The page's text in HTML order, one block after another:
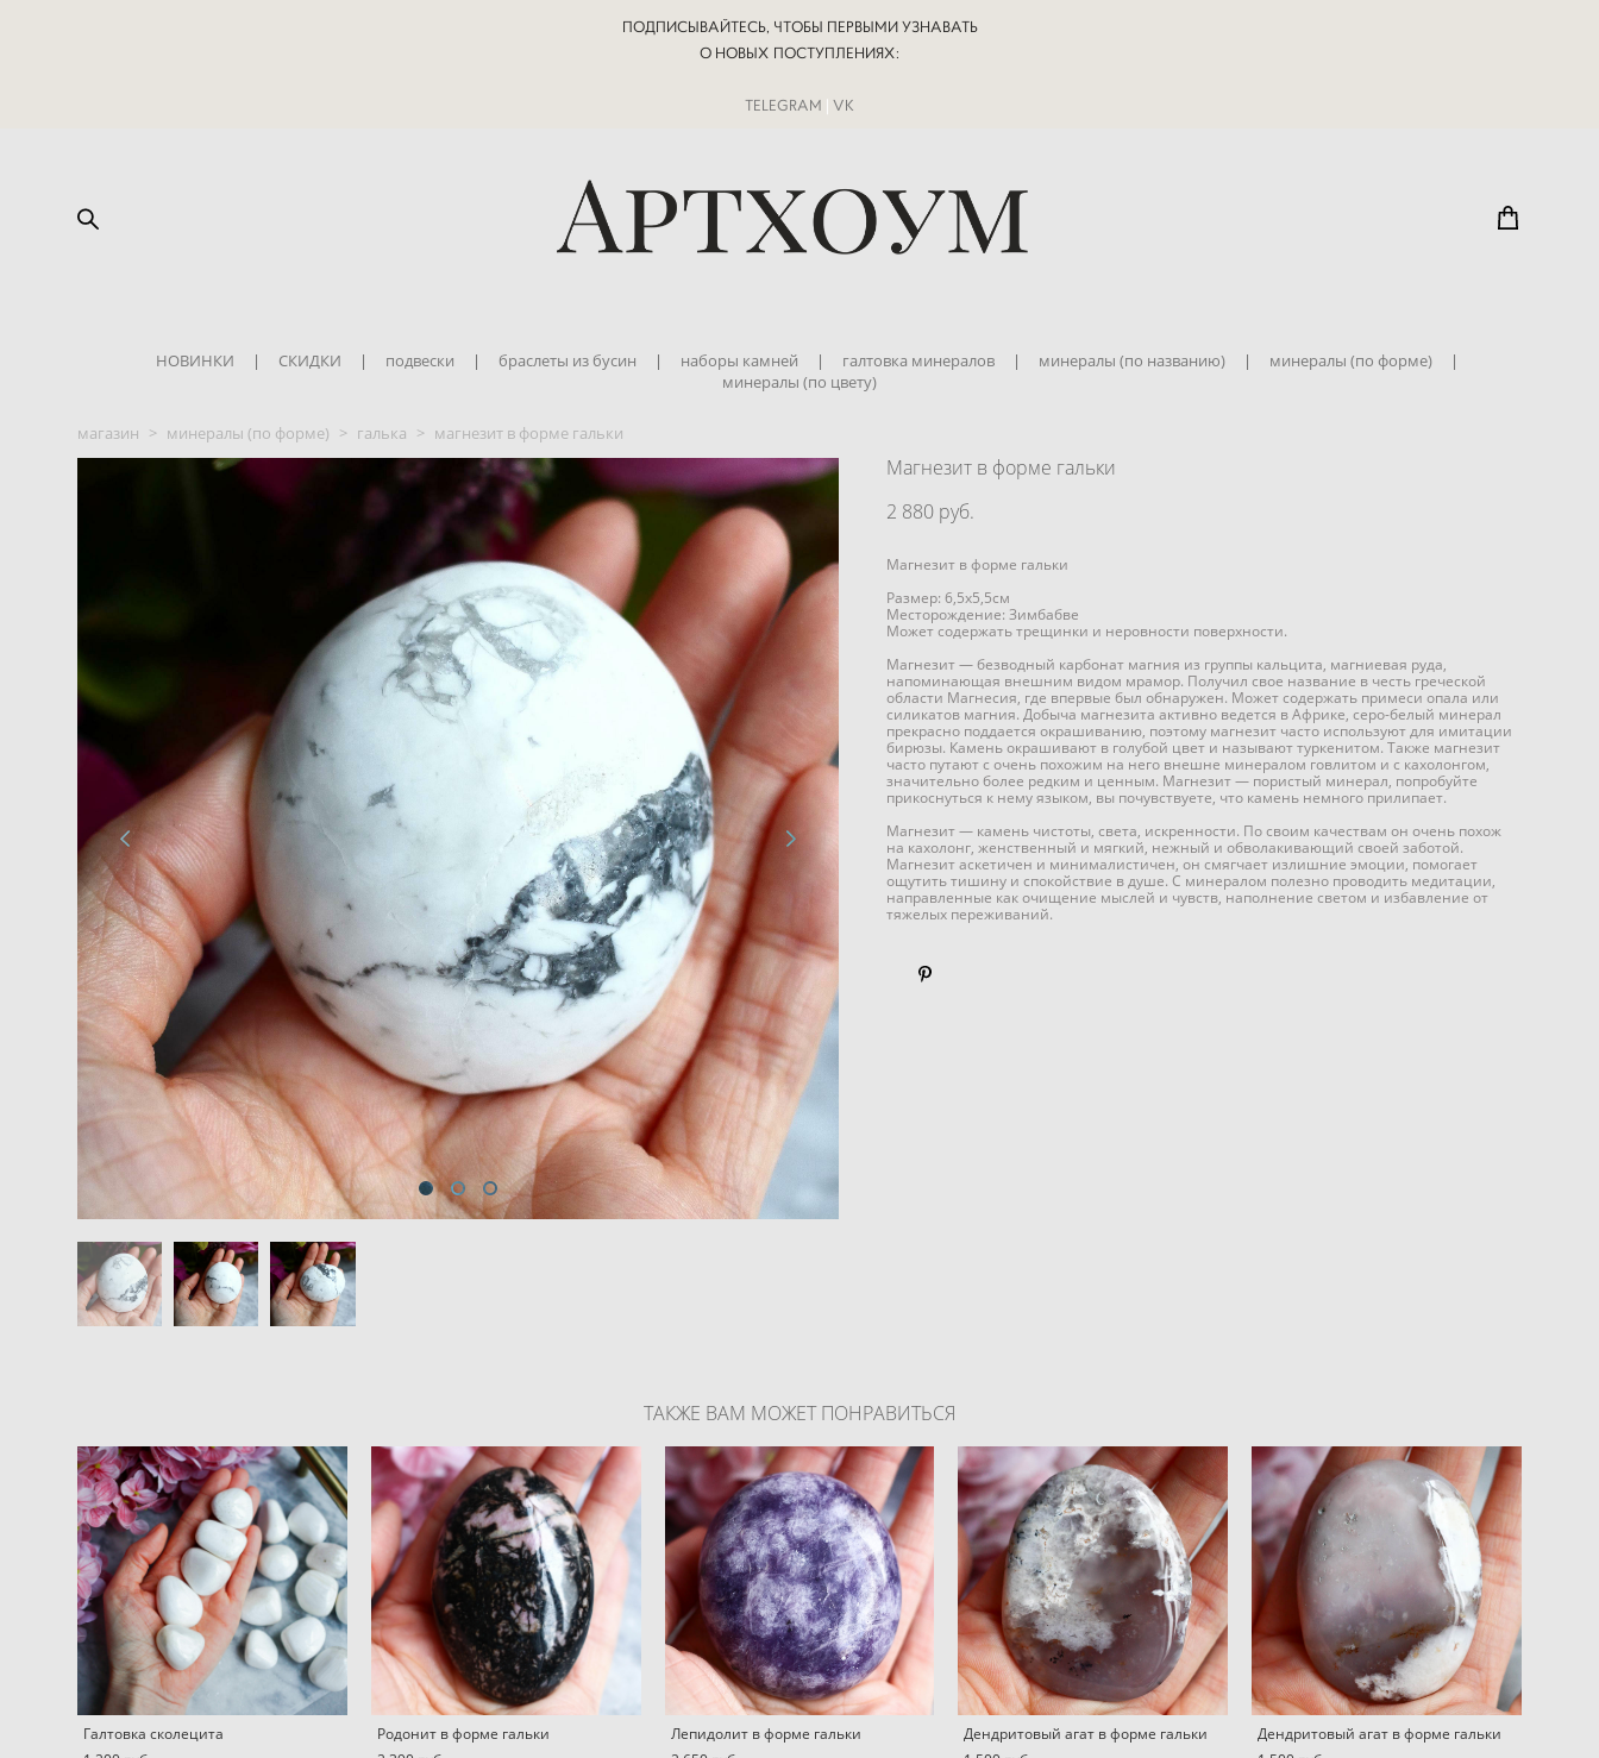
ПОДПИСЫВАЙТЕСЬ, ЧТОБЫ ПЕРВЫМИ УЗНАВАТЬ
О НОВЫХ ПОСТУПЛЕНИЯХ:
TELEGRAM | VK
НОВИНКИ | СКИДКИ | подвески | браслеты из бусин | наборы камней | галтовка минералов | минералы (по названию) | минералы (по форме)
|
минералы (по цвету)
магазин > минералы (по форме) > галька > магнезит в форме гальки
Магнезит в форме гальки
2 880 pуб.
Магнезит в форме гальки
Размер: 6,5х5,5см
Месторождение: Зимбабве
Может содержать трещинки и неровности поверхности.
Магнезит — безводный карбонат магния из группы кальцита, магниевая руда,
напоминающая внешним видом мрамор. Получил свое название в честь греческой
области Магнесия, где впервые был обнаружен. Может содержать примеси опала или
силикатов магния. Добыча магнезита активно ведется в Африке, серо-белый минерал
прекрасно поддается окрашиванию, поэтому магнезит часто используют для имитации
бирюзы. Камень окрашивают в голубой цвет и называют туркенитом. Также магнезит
часто путают с очень похожим на него внешне минералом говлитом и с кахолонгом,
значительно более редким и ценным. Магнезит — пористый минерал, попробуйте
прикоснуться к нему языком, вы почувствуете, что камень немного прилипает.
Магнезит — камень чистоты, света, искренности. По своим качествам он очень похож
на кахолонг, женственный и мягкий, нежный и обволакивающий своей заботой.
Магнезит аскетичен и минималистичен, он смягчает излишние эмоции, помогает
ощутить тишину и спокойствие в душе. С минералом полезно проводить медитации,
направленные как очищение мыслей и чувств, наполнение светом и избавление от
тяжелых переживаний.
ТАКЖЕ ВАМ МОЖЕТ ПОНРАВИТЬСЯ
Галтовка сколецита
Родонит в форме гальки
Лепидолит в форме гальки
Дендритовый агат в форме гальки
Дендритовый агат в форме гальки